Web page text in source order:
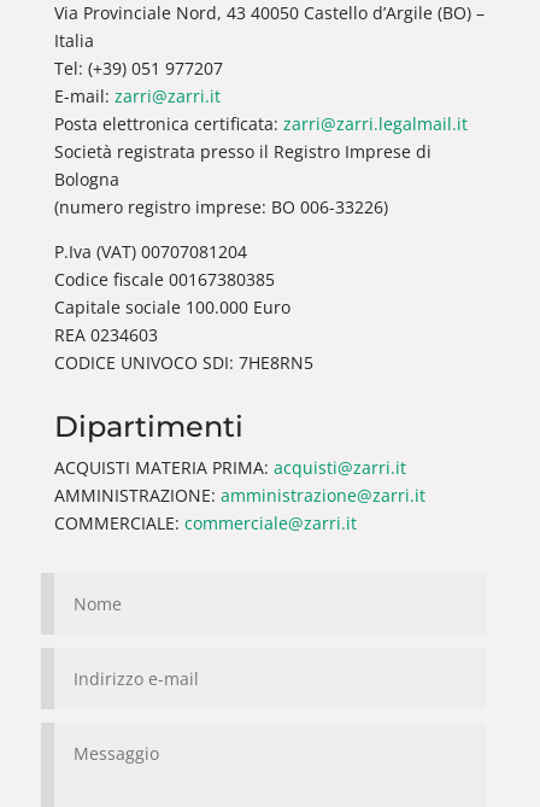
Via Provinciale Nord, 43 40050 Castello d’Argile (BO) –
Italia
Tel: (+39) 051 977207
E-mail: zarri@zarri.it
Posta elettronica certificata: zarri@zarri.legalmail.it
Società registrata presso il Registro Imprese di
Bologna
(numero registro imprese: BO 006-33226)
P.Iva (VAT) 00707081204
Codice fiscale 00167380385
Capitale sociale 100.000 Euro
REA 0234603
CODICE UNIVOCO SDI: 7HE8RN5
Dipartimenti
ACQUISTI MATERIA PRIMA: acquisti@zarri.it
AMMINISTRAZIONE: amministrazione@zarri.it
COMMERCIALE: commerciale@zarri.it